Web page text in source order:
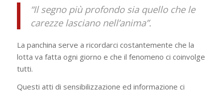
“Il segno più profondo sia quello che le
carezze lasciano nell’anima”.
La panchina serve a ricordarci costantemente che la
lotta va fatta ogni giorno e che il fenomeno ci coinvolge
tutti.
Questi atti di sensibilizzazione ed informazione ci